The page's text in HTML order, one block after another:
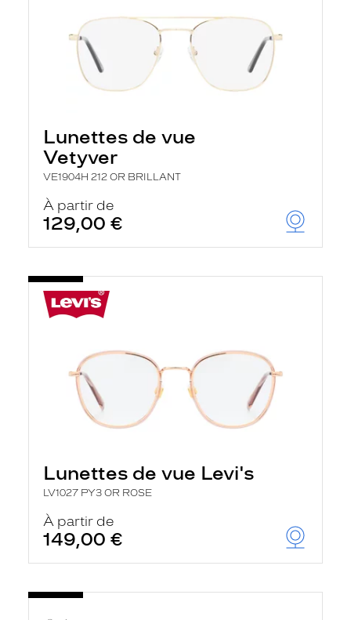
Lunettes de vue
Vetyver
VE1904H 212 OR BRILLANT
À partir de
129,00 €
Lunettes de vue Levi's
LV1027 PY3 OR ROSE
À partir de
149,00 €